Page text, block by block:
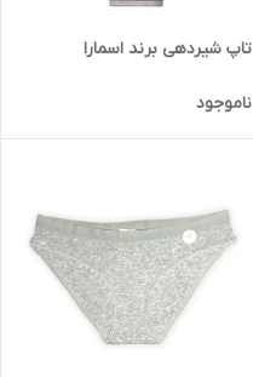
تاپ شیردهی برند اسمارا
ناموجود